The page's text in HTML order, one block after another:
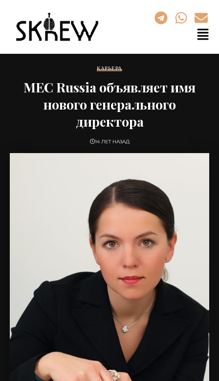
КАРЬЕРА
МЕС Russia объявляет имя
нового генерального
директора
14 ЛЕТ НАЗАД